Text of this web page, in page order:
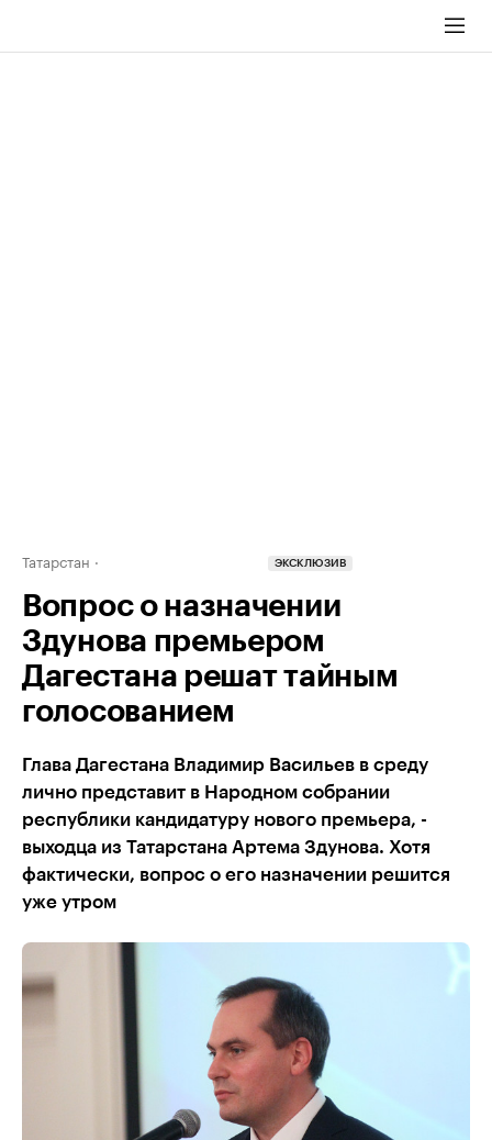
Татарстан ЭКСКЛЮЗИВ
Вопрос о назначении
Здунова премьером
Дагестана решат тайным
голосованием
Глава Дагестана Владимир Васильев в среду
лично представит в Народном собрании
республики кандидатуру нового премьера, -
выходца из Татарстана Артема Здунова. Хотя
фактически, вопрос о его назначении решится
уже утром